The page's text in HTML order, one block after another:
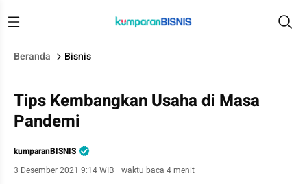
Beranda Bisnis
Tips Kembangkan Usaha di Masa
Pandemi
kumparanBISNIS
3 Desember 2021 9:14 WIB · waktu baca 4 menit